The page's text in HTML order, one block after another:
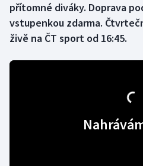
Dostihy
Florbal
Futsal
přítomné diváky. Doprava
vstupenkou zdarma.
živě na ČT sport od 16:45.